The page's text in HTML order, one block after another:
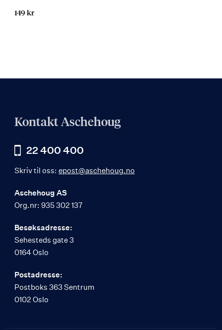
149 kr
Kontakt Aschehoug
22 400 400
Skriv til oss: epost@aschehoug.no
Aschehoug AS
Org.nr: 935 302 137
Besøksadresse:
Sehesteds gate 3
0164 Oslo
Postadresse:
Postboks 363 Sentrum
0102 Oslo